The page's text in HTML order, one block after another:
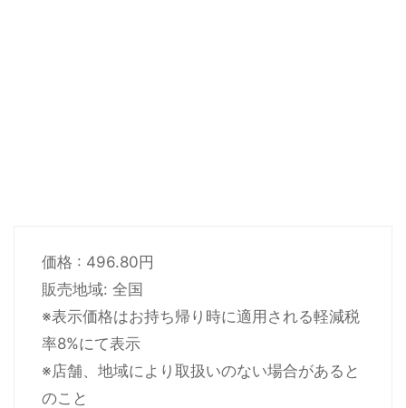
価格 : 496.80円
販売地域: 全国
※表示価格はお持ち帰り時に適用される軽減税
率8%にて表示
※店舗、地域により取扱いのない場合があると
のこと